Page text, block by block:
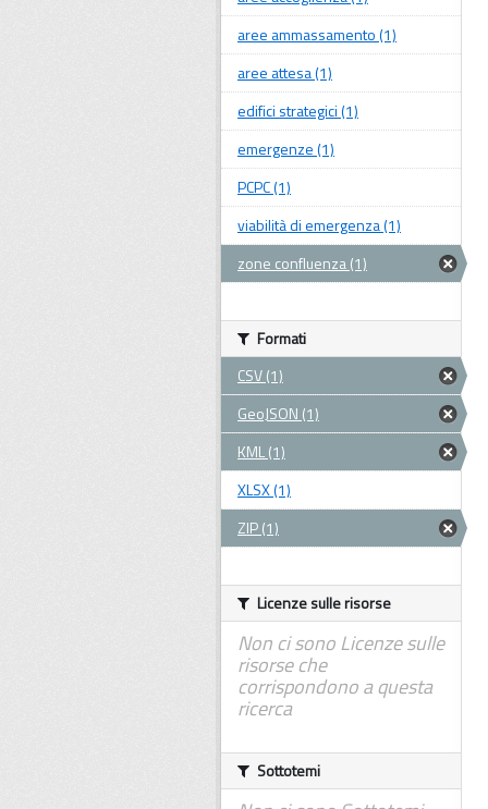
aree ammassamento (1)
aree attesa (1)
edifici strategici (1)
emergenze (1)
PCPC (1)
viabilità di emergenza (1)
zone confluenza (1)
Formati
CSV (1)
GeoJSON (1)
KML (1)
XLSX (1)
ZIP (1)
Licenze sulle risorse
Non ci sono Licenze sulle
risorse che
corrispondono a questa
ricerca
Sottotemi